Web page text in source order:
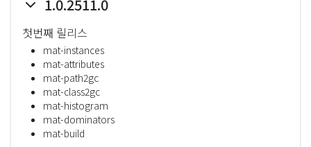
1.0.2511.0
첫번째 릴리스
mat-instances
mat-attributes
mat-path2gc
mat-class2gc
mat-histogram
mat-dominators
mat-build